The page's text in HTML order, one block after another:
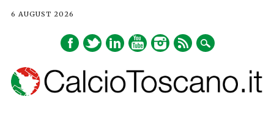
6 AUGUST 2026